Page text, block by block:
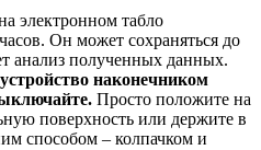
электронном табло
Он может сохраняться до
анализ полученных данных.
наконечником
Просто положите на
поверхность или держите в
способом – колпачком и